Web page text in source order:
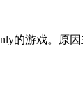
的游戏。